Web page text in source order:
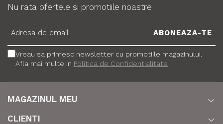
Nu rata ofertele si promotiile noastre
Vreau sa primesc newsletter cu promotiile magazinului.
Afla mai multe in Politica de Confidentialitate
MAGAZINUL MEU
CLIENTI